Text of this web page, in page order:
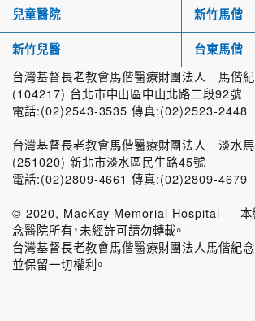
兒童醫院 新竹馬偕
新竹兒醫 台東馬偕
台灣基督長老教會馬偕醫療財團法人 馬偕
(104217) 台北市中山區中山北路二段92號
電話:(02)2543-3535 傳真:(02)2523-2448
台灣基督長老教會馬偕醫療財團法人 淡水
(251020) 新北市淡水區民生路45號
電話:(02)2809-4661 傳真:(02)2809-4679
© 2020, MacKay Memorial Hospital 本
念醫院所有，未經許可請勿轉載。
台灣基督長老教會馬偕醫療財團法人馬偕紀
並保留一切權利。